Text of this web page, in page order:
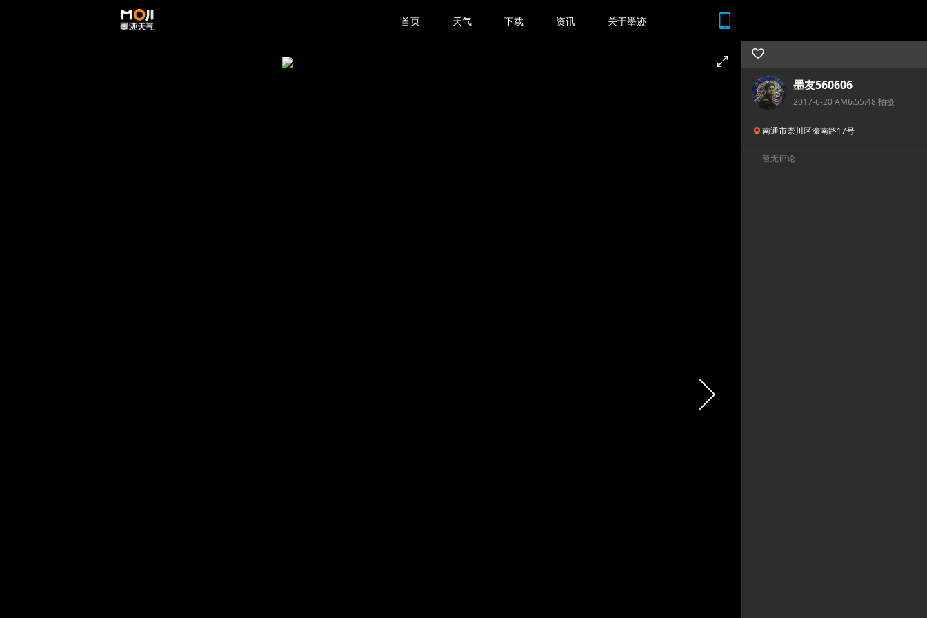
首页 天气 下载 资讯 关于墨迹
墨友560606
2017-6-20 AM6:55:48 拍摄
南通市崇川区濠南路17号
暂无评论